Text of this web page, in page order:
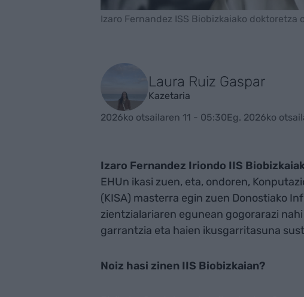
Izaro Fernandez ISS Biobizkaiako
Laura Ruiz Gaspar
Kazetaria
2026ko otsailaren 11 - 05:30Eg. 2026ko
Izaro Fernandez Iriondo IIS
EHUn ikasi zuen, eta, ondoren,
(KISA) masterra egin zuen Donostiako
zientzialariaren egunean gogorarazi
garrantzia eta haien ikusgarritasuna
Noiz hasi zinen IIS Biobizkaian?